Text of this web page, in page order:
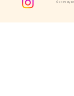
© 2025 My